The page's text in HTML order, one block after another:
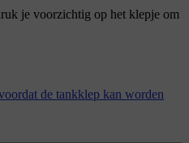
je voorzichtig op het klepje om
de tankklep kan worden